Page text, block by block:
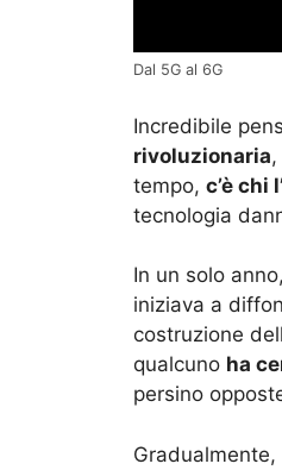
Dal 5G al 6G
Incredibile
rivoluzionaria
tempo, c’è chi
tecnologia
In un solo anno,
iniziava a
costruzione
qualcuno ha
persino